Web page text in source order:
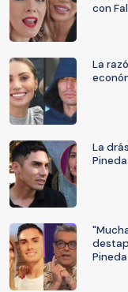
con
La
La